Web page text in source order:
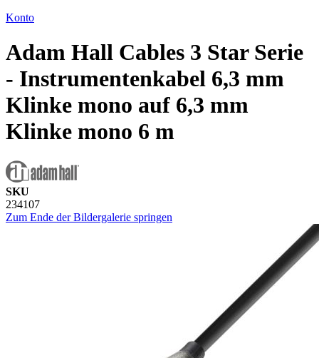
Konto
Adam Hall Cables 3 Star Serie
- Instrumentenkabel 6,3 mm
Klinke mono auf 6,3 mm
Klinke mono 6 m
SKU
234107
Zum Ende der Bildergalerie springen